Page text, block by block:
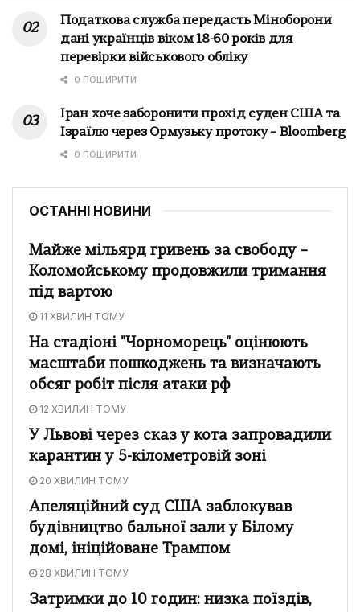
Податкова служба передасть Міноборони
дані українців віком 18-60 років для
перевірки військового обліку
0 ПОШИРИТИ
Іран хоче заборонити прохід суден США та
Ізраїлю через Ормузьку протоку – Bloomberg
0 ПОШИРИТИ
ОСТАННІ НОВИНИ
Майже мільярд гривень за свободу –
Коломойському продовжили тримання
під вартою
11 ХВИЛИН ТОМУ
На стадіоні "Чорноморець" оцінюють
масштаби пошкоджень та визначають
обсяг робіт після атаки рф
12 ХВИЛИН ТОМУ
У Львові через сказ у кота запровадили
карантин у 5-кілометровій зоні
20 ХВИЛИН ТОМУ
Апеляційний суд США заблокував
будівництво бальної зали у Білому
домі, ініційоване Трампом
28 ХВИЛИН ТОМУ
Затримки до 10 годин: низка поїздів,